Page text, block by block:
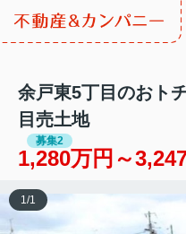
余戸東5丁目のおト
目売土地
募集2
1,280万円～
1 /1